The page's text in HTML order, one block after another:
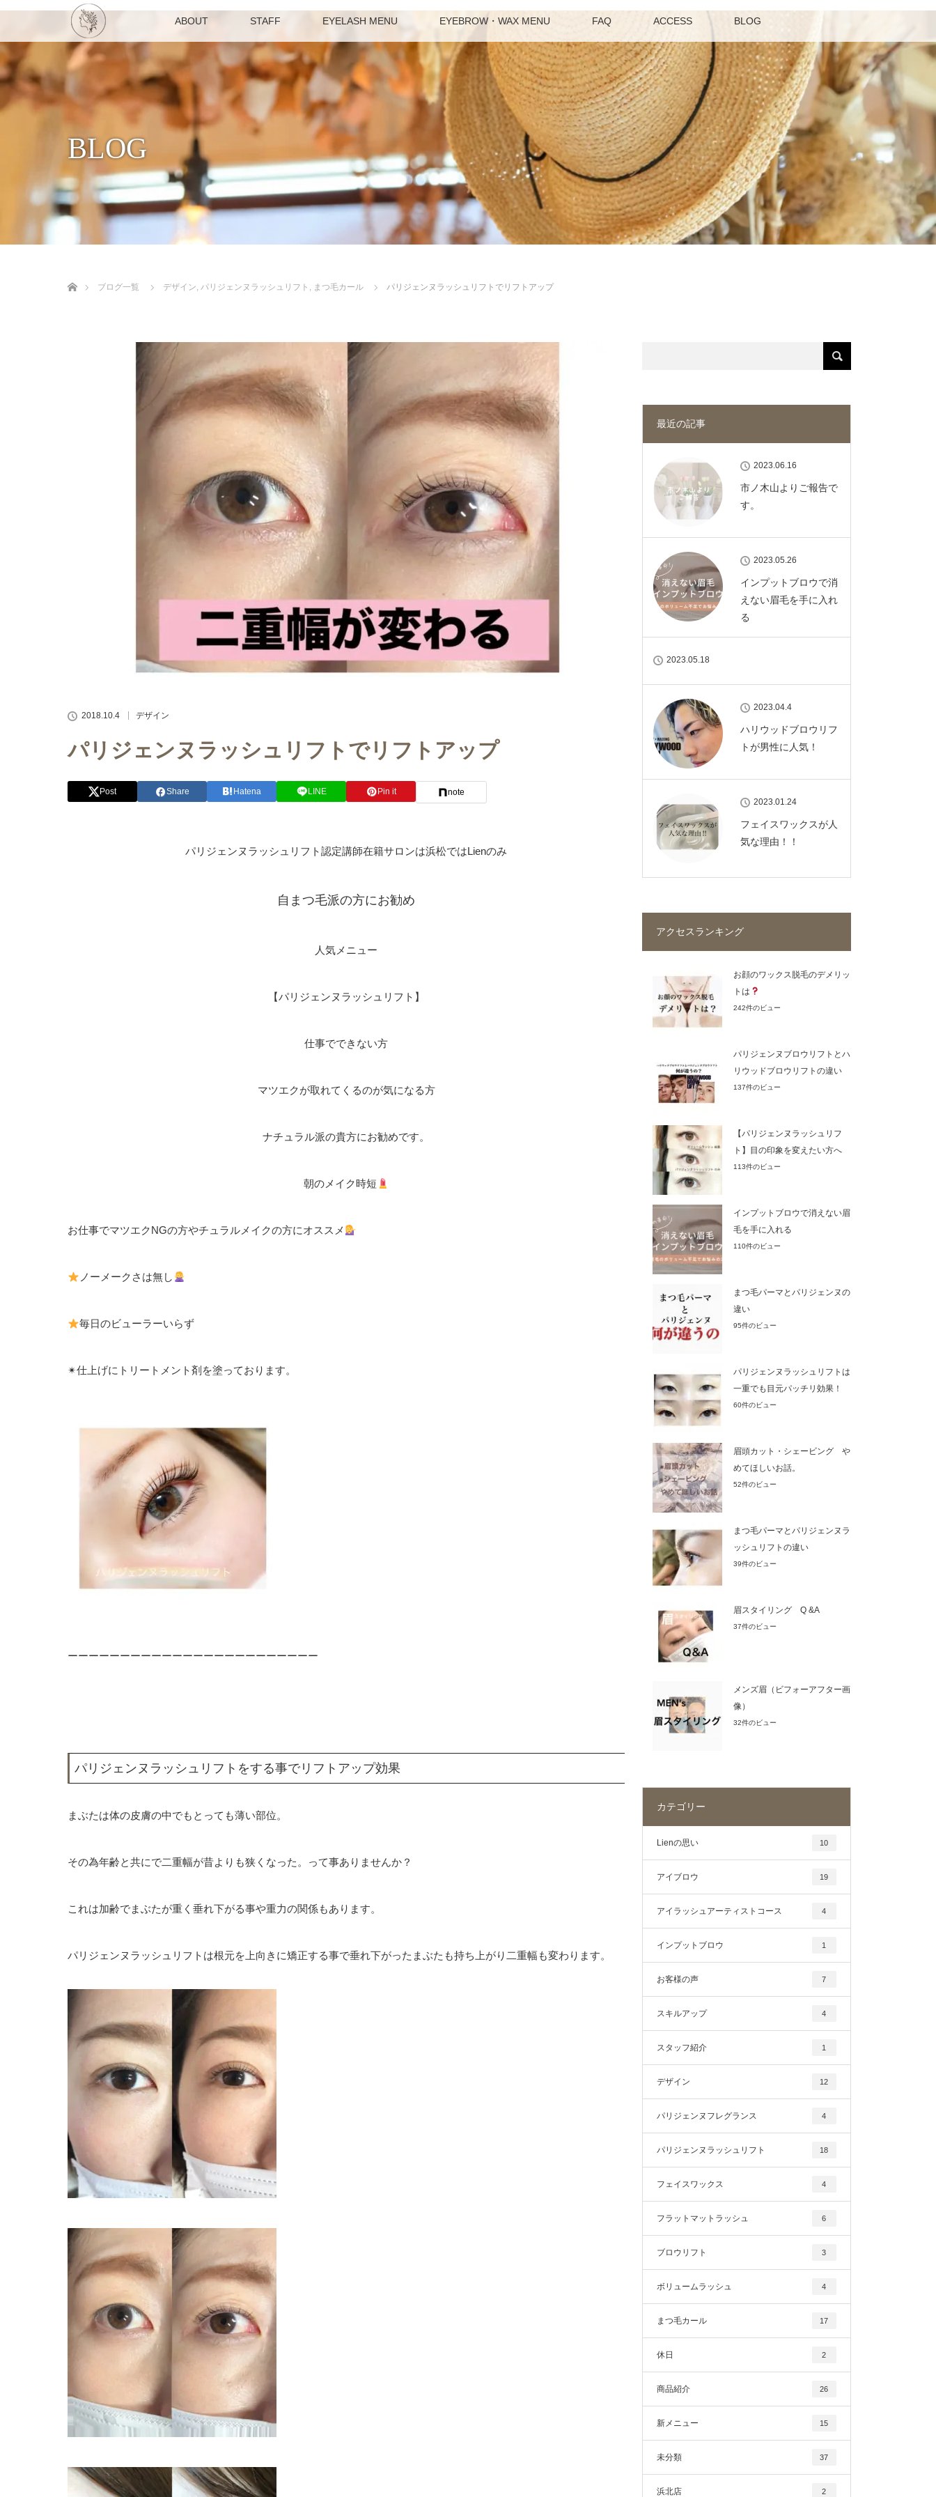
ABOUT STAFF EYELASH MENU EYEBROW・WAX MENU FAQ ACCESS BLOG
BLOG
ブログ一覧
デザイン, パリジェンヌラッシュリフト , まつ毛カール パリジェンヌラッシュリフトでリフトアップ
2018.10.4 デザイン
パリジェンヌラッシュリフトでリフトアップ
Post Share Hatena LINE Pin it note
パリジェンヌラッシュリフト認定講師在籍サロンは浜松ではLienのみ
自まつ毛派の方にお勧め
人気メニュー
【パリジェンヌラッシュリフト】
仕事でできない方
マツエクが取れてくるのが気になる方
ナチュラル派の貴方にお勧めです。
朝のメイク時短
お仕事でマツエクNGの方やチュラルメイクの方にオススメ
ノーメークさは無し
毎日のビューラーいらず
✴︎仕上げにトリートメント剤を塗っております。
ーーーーーーーーーーーーーーーーーーーーーーーー
パリジェンヌラッシュリフトをする事でリフトアップ効果
まぶたは体の皮膚の中でもとっても薄い部位。
その為年齢と共にで二重幅が昔よりも狭くなった。って事ありませんか？
これは加齢でまぶたが重く垂れ下がる事や重力の関係もあります。
パリジェンヌラッシュリフトは根元を上向きに矯正する事で垂れ下がったまぶたも持ち上がり二重幅も変わります。
最近の記事
2023.06.16
市ノ木山よりご報告で
す。
2023.05.26
インプットブロウで消
えない眉毛を手に入れ
る
2023.05.18
2023.04.4
ハリウッドブロウリフ
トが男性に人気！
2023.01.24
フェイスワックスが人
気な理由！！
アクセスランキング
お顔のワックス脱毛のデメリッ
トは
242件のビュー
パリジェンヌブロウリフトとハ
リウッドブロウリフトの違い
137件のビュー
【パリジェンヌラッシュリフ
ト】目の印象を変えたい方へ
113件のビュー
インプットブロウで消えない眉
毛を手に入れる
110件のビュー
まつ毛パーマとパリジェンヌの
違い
95件のビュー
パリジェンヌラッシュリフトは
一重でも目元パッチリ効果！
60件のビュー
眉頭カット・シェービング や
めてほしいお話。
52件のビュー
まつ毛パーマとパリジェンヌラ
ッシュリフトの違い
39件のビュー
眉スタイリング Q &A
37件のビュー
メンズ眉（ビフォーアフター画
像）
32件のビュー
カテゴリー
Lienの思い 10
アイブロウ 19
アイラッシュアーティストコース 4
インプットブロウ 1
お客様の声 7
スキルアップ 4
スタッフ紹介 1
デザイン 12
パリジェンヌフレグランス 4
パリジェンヌラッシュリフト 18
フェイスワックス 4
フラットマットラッシュ 6
ブロウリフト 3
ボリュームラッシュ 4
まつ毛カール 17
休日 2
商品紹介 26
新メニュー 15
未分類 37
浜北店 2